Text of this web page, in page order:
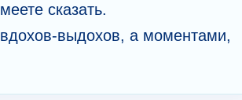
сказать.
выдохов, а моментами,